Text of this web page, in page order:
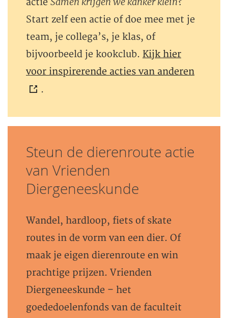
Start zelf een actie of doe mee met je
team, je collega’s, je klas, of
bijvoorbeeld je kookclub. Kijk hier
voor inspirerende acties van anderen
.
Steun de dierenroute actie
van Vrienden
Diergeneeskunde
Wandel, hardloop, fiets of skate
routes in de vorm van een dier. Of
maak je eigen dierenroute en win
prachtige prijzen. Vrienden
Diergeneeskunde – het
goededoelenfonds van de faculteit